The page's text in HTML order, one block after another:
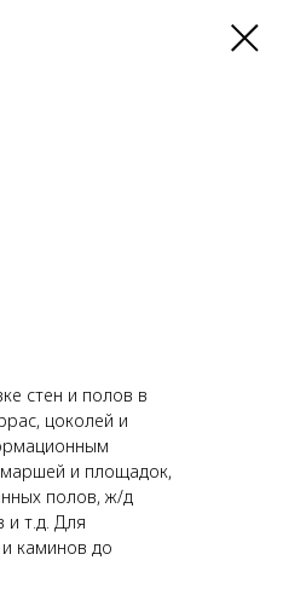
стен и полов в
цоколей и
маршей и площадок,
полов, ж/д
и т.д. Для
каминов до